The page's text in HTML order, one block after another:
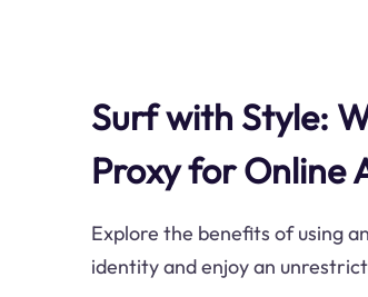
Surf with Style:
Proxy for Online
Explore the benefits of using
identity and enjoy an